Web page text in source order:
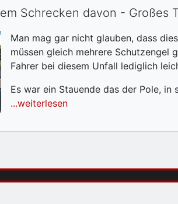
Schrecken davon - Großes
Man mag gar nicht glauben, dass
müssen gleich mehrere Schutzengel
Fahrer bei diesem Unfall lediglich
Es war ein Stauende das der Pole,
...weiterlesen